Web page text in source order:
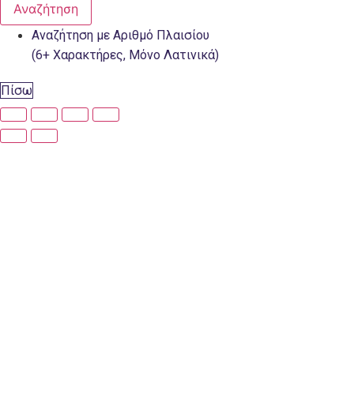
Αναζήτηση
Αναζήτηση με Αριθμό Πλαισίου
(6+ Χαρακτήρες, Μόνο Λατινικά)
Πίσω